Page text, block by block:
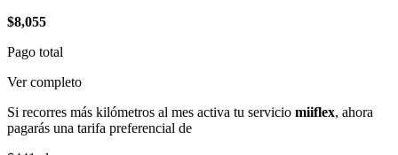
$8,055
Pago total
Ver completo
Si recorres más kilómetros al mes activa tu servicio miiflex, ahora
pagarás una tarifa preferencial de